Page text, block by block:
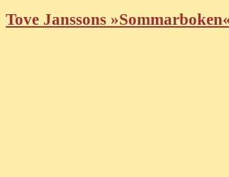
Tove Janssons